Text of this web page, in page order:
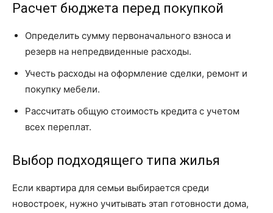
Расчет бюджета перед покупкой
Определить сумму первоначального взноса и
резерв на непредвиденные расходы.
Учесть расходы на оформление сделки, ремонт и
покупку мебели.
Рассчитать общую стоимость кредита с учетом
всех переплат.
Выбор подходящего типа жилья
Если квартира для семьи выбирается среди
новостроек, нужно учитывать этап готовности дома,